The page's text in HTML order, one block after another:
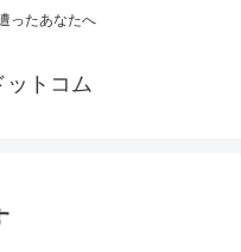
ったあなたへ
ットコム